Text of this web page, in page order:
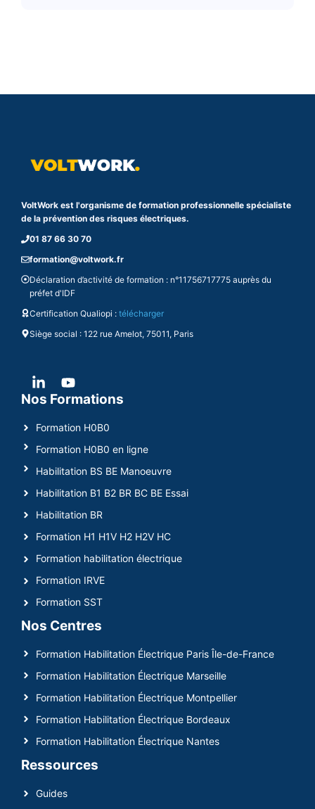
VoltWork est l'organisme de formation professionnelle spécialiste
de la prévention des risques électriques.
01 87 66 30 70
formation@voltwork.fr
Déclaration d’activité de formation : n°11756717775 auprès du
préfet d'IDF
Certification Qualiopi : télécharger
Siège social : 122 rue Amelot, 75011, Paris
Nos Formations
Formation H0B0
Formation H0B0 en ligne
Habilitation BS BE Manoeuvre
Habilitation B1 B2 BR BC BE Essai
Habilitation BR
Formation H1 H1V H2 H2V HC
Formation habilitation électrique
Formation IRVE
Formation SST
Nos Centres
Formation Habilitation Électrique Paris Île-de-France
Formation Habilitation Électrique Marseille
Formation Habilitation Électrique Montpellier
Formation Habilitation Électrique Bordeaux
Formation Habilitation Électrique Nantes
Ressources
Guides